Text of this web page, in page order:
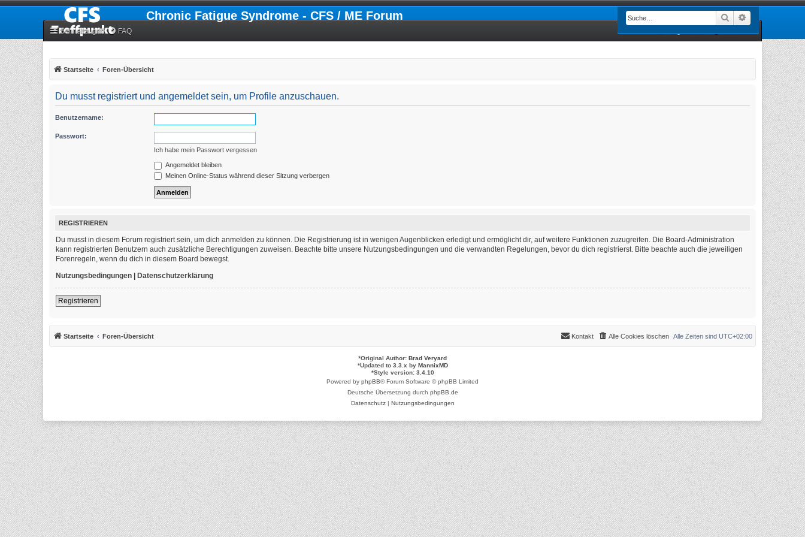
Chronic Fatigue Syndrome - CFS / ME Forum Suche
Schnellzugriff FAQ
Startseite Foren-Übersicht
Du musst registriert und angemeldet sein, um Profile anzuschauen.
Benutzername:
Passwort:
Ich habe mein Passwort vergessen
Angemeldet bleiben
Meinen Online-Status während dieser Sitzung verbergen
REGISTRIEREN
Du musst in diesem Forum registriert sein, um dich anmelden zu können. Die Registrierung ist in wenigen Augenblicken erledigt und ermöglicht dir, auf weitere Funktionen zuzugreifen. Die Board-Administration
kann registrierten Benutzern auch zusätzliche Berechtigungen zuweisen. Beachte bitte unsere Nutzungsbedingungen und die verwandten Regelungen, bevor du dich registrierst. Bitte beachte auch die jeweiligen
Forenregeln, wenn du dich in diesem Board bewegst.
Nutzungsbedingungen | Datenschutzerklärung
Registrieren
Startseite Foren-Übersicht Alle Zeiten sind UTC+02:00
Alle Cookies löschen
Kontakt
*Original Author: Brad Veryard
*Updated to 3.3.x by MannixMD
*Style version: 3.4.10
Powered by phpBB® Forum Software © phpBB Limited
Deutsche Übersetzung durch phpBB.de
Datenschutz| Nutzungsbedingungen